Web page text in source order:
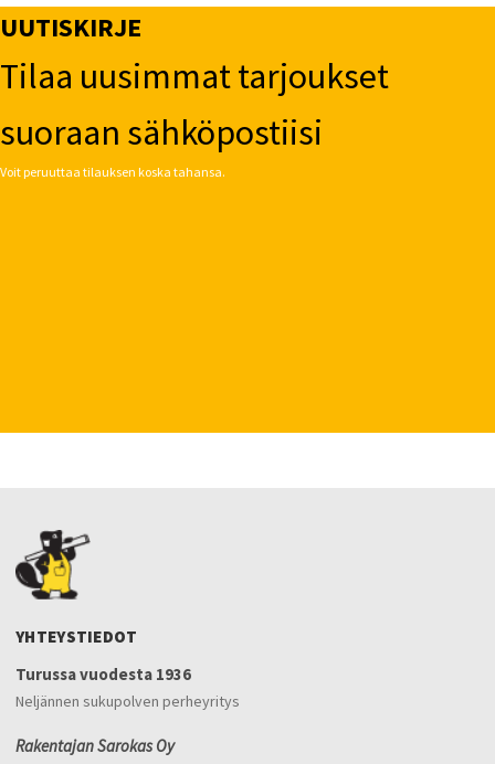
UUTISKIRJE
Tilaa uusimmat tarjoukset
suoraan sähköpostiisi
Voit peruuttaa tilauksen koska tahansa.
YHTEYSTIEDOT
Turussa vuodesta 1936
Neljännen sukupolven perheyritys
Rakentajan Sarokas Oy